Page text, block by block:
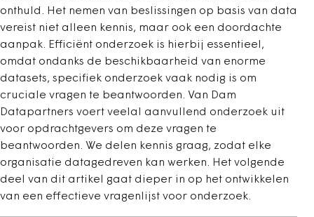
onthuld. Het nemen van beslissingen op basis van data
vereist niet alleen kennis, maar ook een doordachte
aanpak. Efficiënt onderzoek is hierbij essentieel,
omdat ondanks de beschikbaarheid van enorme
datasets, specifiek onderzoek vaak nodig is om
cruciale vragen te beantwoorden. Van Dam
Datapartners voert veelal aanvullend onderzoek uit
voor opdrachtgevers om deze vragen te
beantwoorden. We delen kennis graag, zodat elke
organisatie datagedreven kan werken. Het volgende
deel van dit artikel gaat dieper in op het ontwikkelen
van een effectieve vragenlijst voor onderzoek.